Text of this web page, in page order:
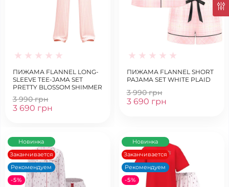
ПИЖАМА FLANNEL LONG-
SLEEVE TEE-JAMA SET
PRETTY BLOSSOM SHIMMER
3 990 грн
3 690 грн
ПИЖАМА FLANNEL SHORT
PAJAMA SET WHITE PLAID
3 990 грн
3 690 грн
Новинка
Заканчивается
Рекомендуем
-5%
Новинка
Заканчивается
Рекомендуем
-5%